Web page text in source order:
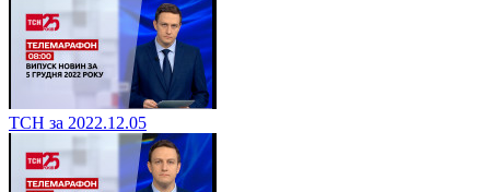
ТСН за 2022.12.05